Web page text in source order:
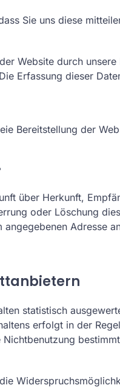
Sie uns diese
Website durch
Erfassung dieser
Bereitstellung der
über Herkunft,
oder Löschung
Adresse
statistisch
erfolgt in der